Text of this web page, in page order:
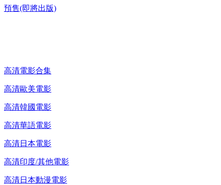
預售(即將出版)
高清電影合集
高清歐美電影
高清韓國電影
高清華語電影
高清日本電影
高清印度/其他電影
高清日本動漫電影